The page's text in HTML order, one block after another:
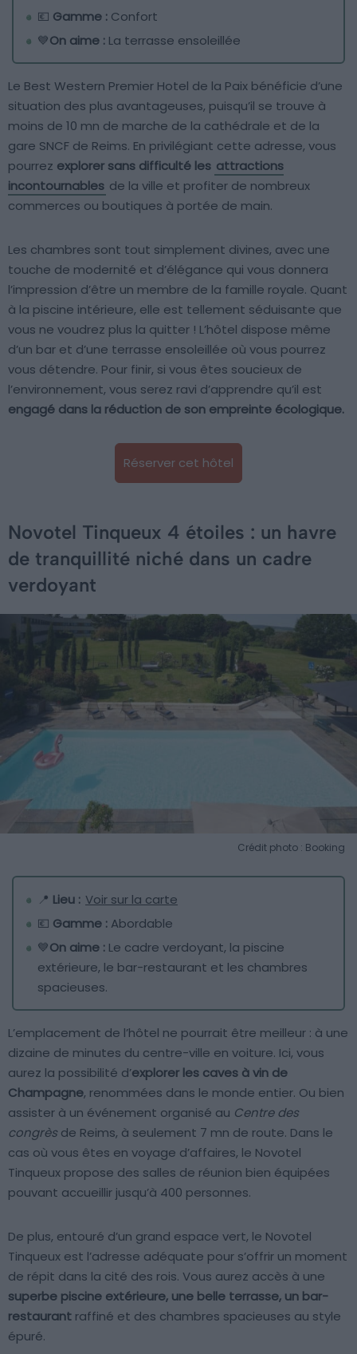
💶 Gamme : Confort
💙On aime : La terrasse ensoleillée
Le Best Western Premier Hotel de la Paix bénéficie d’une
situation des plus avantageuses, puisqu’il se trouve à
moins de 10 mn de marche de la cathédrale et de la
gare SNCF de Reims. En privilégiant cette adresse, vous
pourrez explorer sans difficulté les attractions
incontournables de la ville et profiter de nombreux
commerces ou boutiques à portée de main.
Les chambres sont tout simplement divines, avec une
touche de modernité et d’élégance qui vous donnera
l’impression d’être un membre de la famille royale. Quant
à la piscine intérieure, elle est tellement séduisante que
vous ne voudrez plus la quitter ! L’hôtel dispose même
d’un bar et d’une terrasse ensoleillée où vous pourrez
vous détendre. Pour finir, si vous êtes soucieux de
l’environnement, vous serez ravi d’apprendre qu’il est
engagé dans la réduction de son empreinte écologique.
Réserver cet hôtel
Novotel Tinqueux 4 étoiles : un havre
de tranquillité niché dans un cadre
verdoyant
Crédit photo : Booking
📍 Lieu : Voir sur la carte
💶 Gamme : Abordable
💙On aime : Le cadre verdoyant, la piscine
extérieure, le bar-restaurant et les chambres
spacieuses.
L’emplacement de l’hôtel ne pourrait être meilleur : à une
dizaine de minutes du centre-ville en voiture. Ici, vous
aurez la possibilité d’explorer les caves à vin de
Champagne, renommées dans le monde entier. Ou bien
assister à un événement organisé au Centre des
congrès de Reims, à seulement 7 mn de route. Dans le
cas où vous êtes en voyage d’affaires, le Novotel
Tinqueux propose des salles de réunion bien équipées
pouvant accueillir jusqu’à 400 personnes.
De plus, entouré d’un grand espace vert, le Novotel
Tinqueux est l’adresse adéquate pour s’offrir un moment
de répit dans la cité des rois. Vous aurez accès à une
superbe piscine extérieure, une belle terrasse, un bar-
restaurant raffiné et des chambres spacieuses au style
épuré.